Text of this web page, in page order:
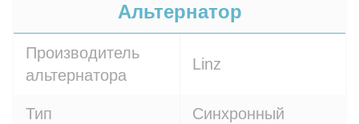
Альтернатор
Производитель
альтернатора
Linz
Тип Синхронный